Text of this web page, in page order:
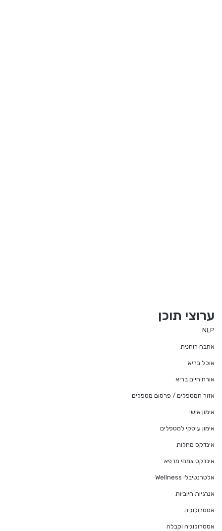
ערוצי תוכן
NLP
אהבה רוחנית
אוכל בריא
אורח חיים בריא
אזור המטפלים / פרסום מטפלים
אימון אישי
אימון עיסקי למטפלים
אינדקס מחלות
אינדקס צמחי מרפא
אלטרנטיבלי Wellness
אנרגיות חיוביות
אסטרולוגיה
אסטרולוגיה וקבלה